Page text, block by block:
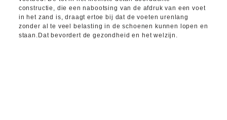
constructie, die een nabootsing van de afdruk van een voet
in het zand is, draagt ertoe bij dat de voeten urenlang
zonder al te veel belasting in de schoenen kunnen lopen en
staan.Dat bevordert de gezondheid en het welzijn.